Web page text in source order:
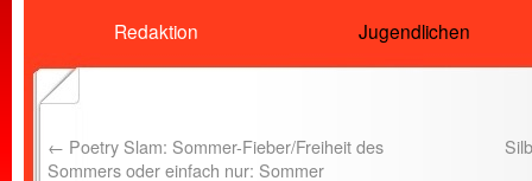
Redaktion
Jugendlichen
← Poetry Slam: Sommer-Fieber/Freiheit des
Sommers oder einfach nur: Sommer